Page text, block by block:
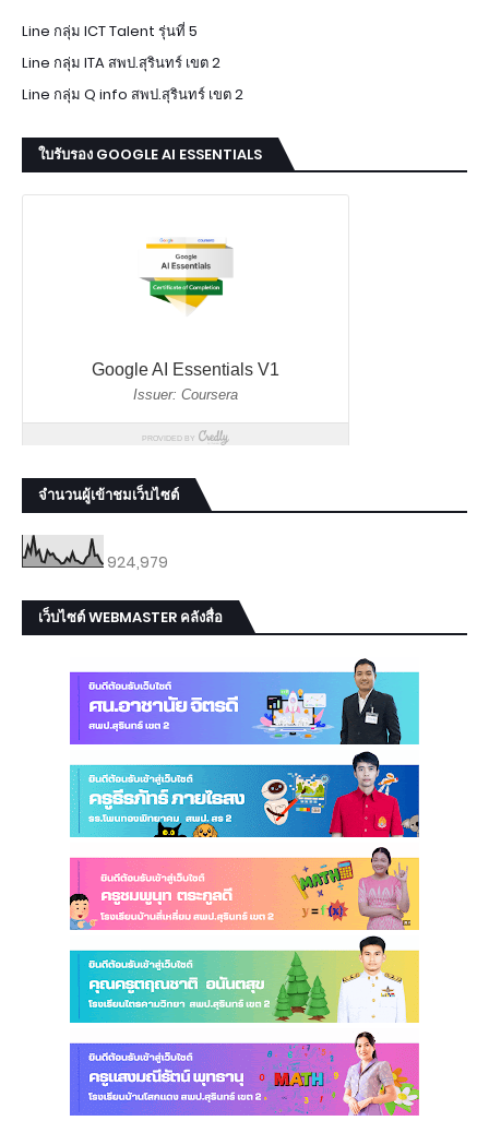
Line กลุ่ม ICT Talent รุ่นที่ 5
Line กลุ่ม ITA สพป.สุรินทร์ เขต 2
Line กลุ่ม Q info สพป.สุรินทร์ เขต 2
ใบรับรอง GOOGLE AI ESSENTIALS
จำนวนผู้เข้าชมเว็บไซต์
924,979
เว็บไซต์ WEBMASTER คลังสื่อ